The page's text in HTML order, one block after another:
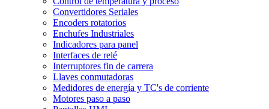
Convertidores Seriales
Encoders rotatorios
Enchufes Industriales
Indicadores para panel
Interfaces de relé
Interruptores fin de carrera
Llaves conmutadoras
Medidores de energía y TC's de corriente
Motores paso a paso